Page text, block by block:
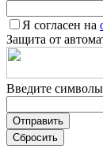
Я согласен на
Защита от
Введите